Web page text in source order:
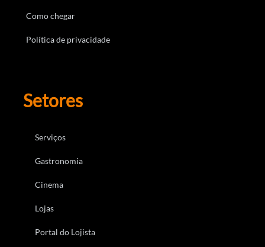
Como chegar
Política de privacidade
Setores
Serviços
Gastronomia
Cinema
Lojas
Portal do Lojista